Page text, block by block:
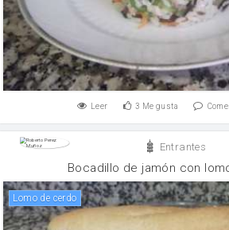
Leer 3 Me gusta
Entrantes
Bocadillo de jamón con
Lomo de cerdo